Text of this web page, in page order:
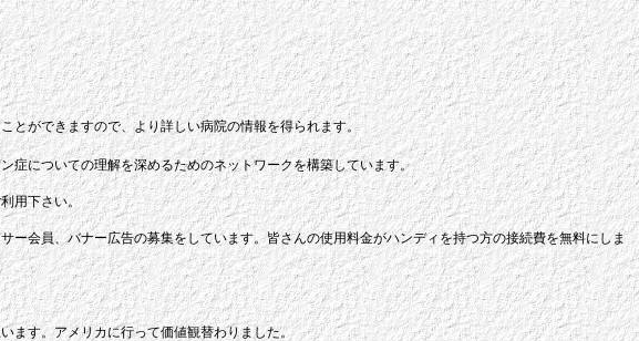
とができますので、より詳しい病院の情報を得られます。
症についての理解を深めるためのネットワークを構築しています。
用下さい。
会員、バナー広告の募集をしています。皆さんの使用料金がハンディを持つ方の接続費を無料にしま
ます。アメリカに行って価値観替わりました。